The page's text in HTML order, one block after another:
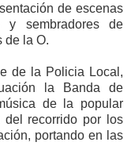
de escenas
y sembradores de
de la O.
de la Policia Local,
la Banda de
de la popular
recorrido por los
portando en las